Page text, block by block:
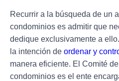
Recurrir a la búsqueda de un
condominios es admitir que
dedique exclusivamente a ello
la intención de ordenar y
manera eficiente. El Comité
condominios es el ente